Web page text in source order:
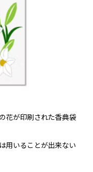
花が印刷された香典袋
用いることが出来ない